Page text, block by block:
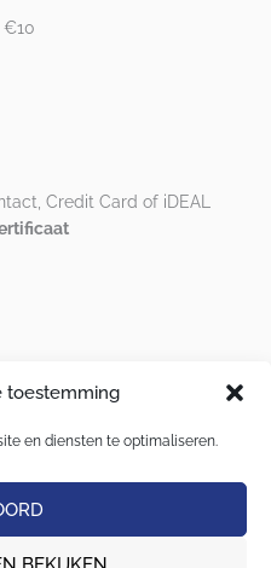
toestemming
en diensten te optimaliseren.
€10
Credit Card of iDEAL
van 9u30 – 12u00 en
of